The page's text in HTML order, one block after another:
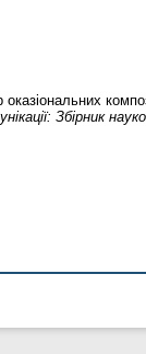
Збірник